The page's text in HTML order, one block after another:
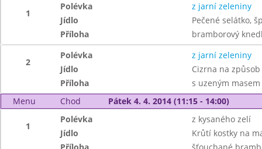
1
Polévka
z jarní zeleniny
Jídlo
Pečené selátko,
Příloha
bramborový
2
Polévka
z jarní zeleniny
Jídlo
Cizrna na
Příloha
s uzeným
Menu
Chod Pátek 4. 4. 2014 (11:15 - 14:00)
1
Polévka
z kysaného zelí
Jídlo
Krůtí kostky na